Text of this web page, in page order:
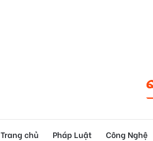
Trang chủ Pháp Luật Công Nghệ